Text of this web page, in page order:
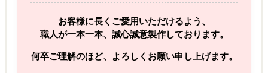
お客様に長くご愛用いただけるよう、
職人が一本一本、誠心誠意製作しております。
何卒ご理解のほど、よろしくお願い申し上げます。